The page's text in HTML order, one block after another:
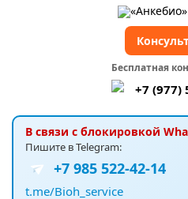
В связи с блокировкой
Пишите в Telegram:
+7 985 522-42-14
t.me/Bioh_service
Бесплатная
+7 (977)